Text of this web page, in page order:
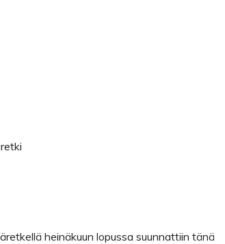
heinäkuun lopussa suunnattiin tänä